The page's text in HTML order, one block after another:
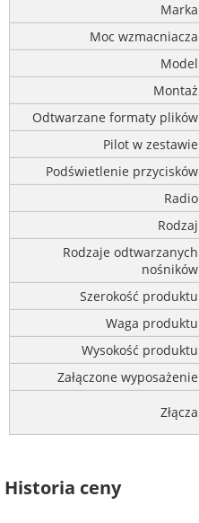
Marka
Moc wzmacniacza
Model
Montaż
Odtwarzane formaty plików
Pilot w zestawie
Podświetlenie przycisków
Radio
Rodzaj
Rodzaje odtwarzanych
nośników
Szerokość produktu
Waga produktu
Wysokość produktu
Załączone wyposażenie
Złącza
Historia ceny